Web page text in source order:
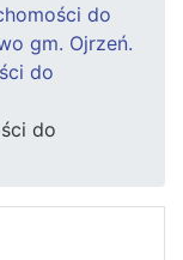
do
gm. Ojrzeń.
do
do